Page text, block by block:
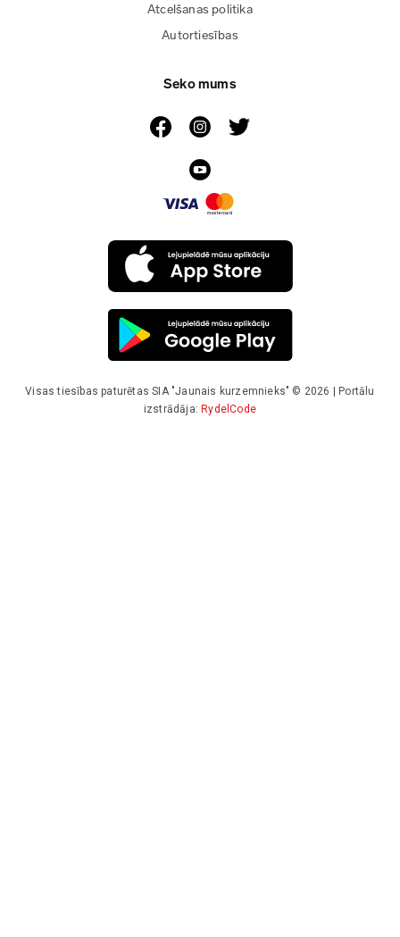
Atcelšanas politika
Autortiesības
Seko mums
Visas tiesības paturētas SIA "Jaunais kurzemnieks" © 2026 | Portālu
izstrādāja: RydelCode